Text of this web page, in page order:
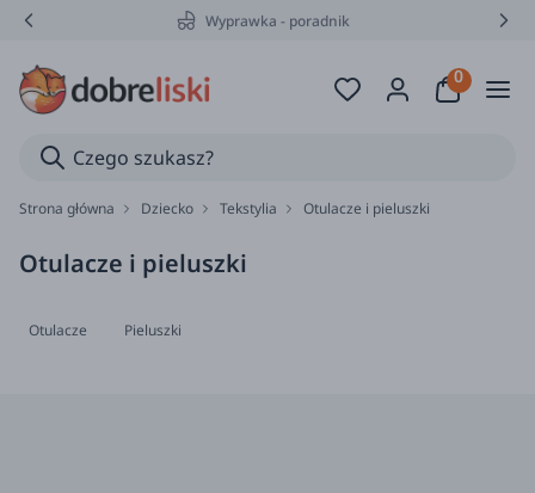
Wyprawka - poradnik
Strona główna Dziecko Tekstylia Otulacze i pieluszki
Otulacze i pieluszki
Otulacze Pieluszki